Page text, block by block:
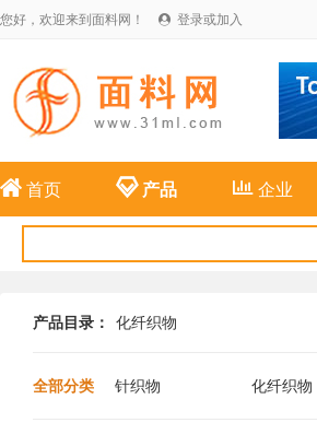
您好，欢迎来到面料网！  登录或加入
 首页 产品 企业
产品目录： 化纤织物
全部分类 针织物 化纤织物